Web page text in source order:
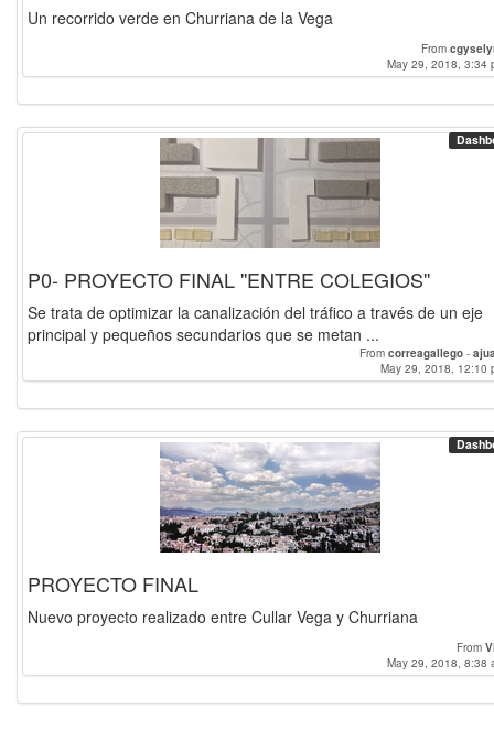
Un recorrido verde en Churriana de la Vega
From
May 29, 2018, 3:34
P0- PROYECTO FINAL ''ENTRE COLEGIOS''
Se trata de optimizar la canalización del tráfico a través de un eje
principal y pequeños secundarios que se metan ...
From correagallego -
May 29, 2018, 12:10
PROYECTO FINAL
Nuevo proyecto realizado entre Cullar Vega y Churriana
From
May 29, 2018, 8:38